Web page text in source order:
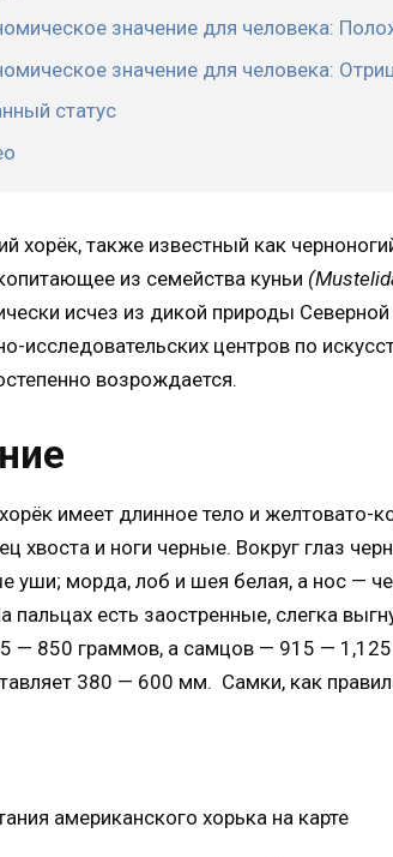
значение для человека:
значение для человека:
статус
хорёк, также известный как
из семейства куньи (
исчез из дикой природы
исследовательских центров по
возрождается.
имеет длинное тело и желтовато-
хвоста и ноги черные. Вокруг глаз
уши; морда, лоб и шея белая, а нос —
пальцах есть заостренные, слегка
— 850 граммов, а самцов — 915 —
380 — 600 мм. Самки, как